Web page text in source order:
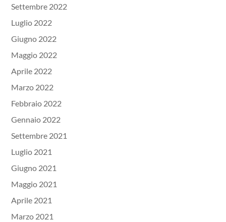
Settembre 2022
Luglio 2022
Giugno 2022
Maggio 2022
Aprile 2022
Marzo 2022
Febbraio 2022
Gennaio 2022
Settembre 2021
Luglio 2021
Giugno 2021
Maggio 2021
Aprile 2021
Marzo 2021